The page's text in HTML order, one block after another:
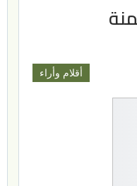
أقلام وأراء